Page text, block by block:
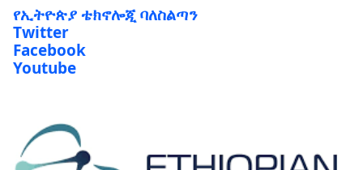
የኢትዮጵያ ቴክኖሎጂ ባለስልጣን
Twitter
Facebook
Youtube